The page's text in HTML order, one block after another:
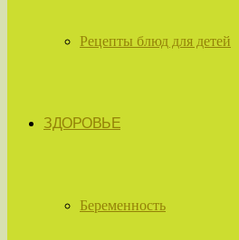
Рецепты блюд для детей
ЗДОРОВЬЕ
Беременность